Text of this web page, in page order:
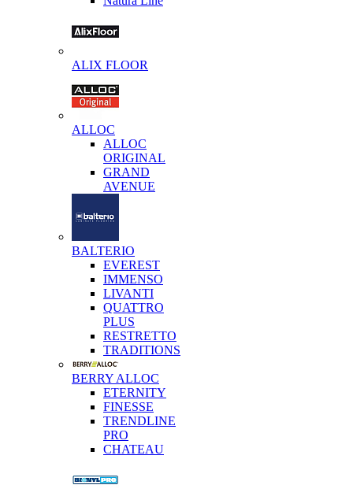
ALIX FLOOR
ALLOC
ALLOC
ORIGINAL
GRAND
AVENUE
BALTERIO
EVEREST
IMMENSO
LIVANTI
QUATTRO
PLUS
RESTRETTO
TRADITIONS
BERRY ALLOC
ETERNITY
FINESSE
TRENDLINE
PRO
CHATEAU